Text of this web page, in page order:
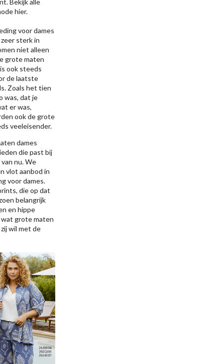
Bekijk alle
hier.
voor dames
sterk in
niet alleen
grote maten
ook steeds
de laatste
Zoals het tien
was, dat je
er was,
ook de grote
veeleisender.
dames
die past bij
nu. We
vlot aanbod in
voor dames.
die op dat
belangrijk
en hippe
grote maten
wil met de